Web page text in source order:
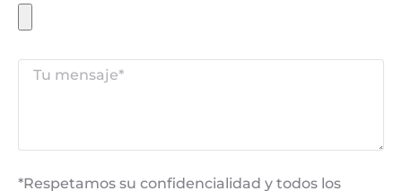
*Respetamos su confidencialidad y todos los